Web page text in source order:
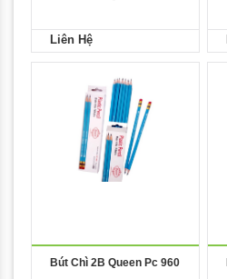
Liên Hệ
Bút Chì 2B Queen Pc 960